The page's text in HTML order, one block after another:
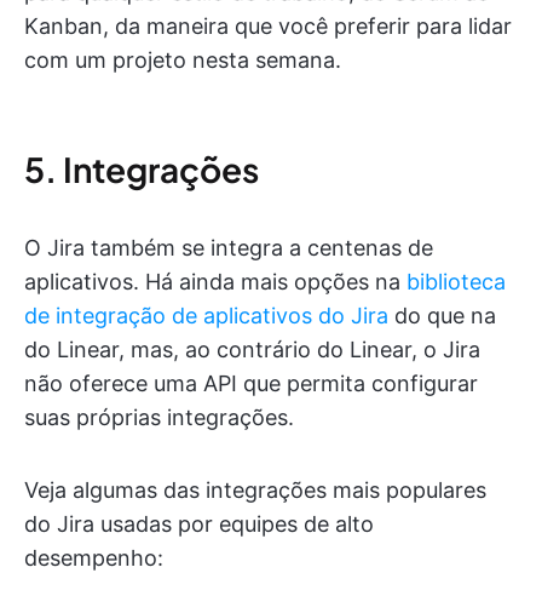
Kanban, da maneira que você preferir para lidar
com um projeto nesta semana.
5. Integrações
O Jira também se integra a centenas de
aplicativos. Há ainda mais opções na biblioteca
de integração de aplicativos do Jira do que na
do Linear, mas, ao contrário do Linear, o Jira
não oferece uma API que permita configurar
suas próprias integrações.
Veja algumas das integrações mais populares
do Jira usadas por equipes de alto
desempenho: